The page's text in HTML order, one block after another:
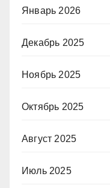
Январь 2026
Декабрь 2025
Ноябрь 2025
Октябрь 2025
Август 2025
Июль 2025